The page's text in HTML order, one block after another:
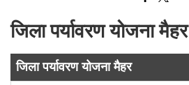
जिला पर्यावरण योजना मैहर
जिला पर्यावरण योजना मैहर